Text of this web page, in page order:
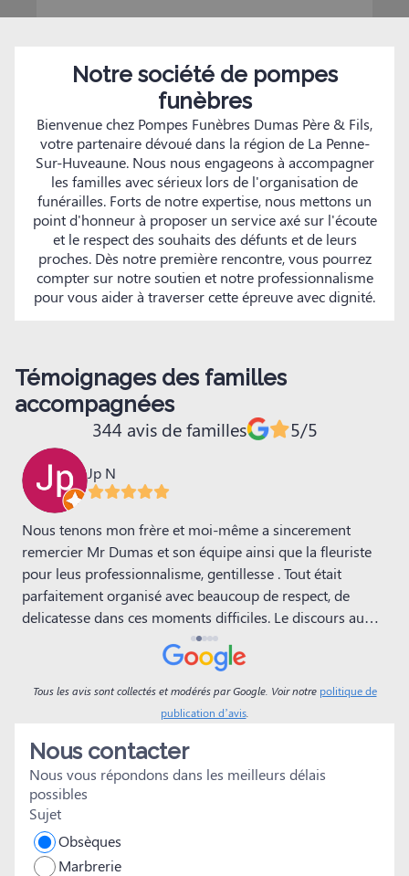
Notre société de pompes
funèbres
Bienvenue chez Pompes Funèbres Dumas Père & Fils,
votre partenaire dévoué dans la région de La Penne-
Sur-Huveaune. Nous nous engageons à accompagner
les familles avec sérieux lors de l'organisation de
funérailles. Forts de notre expertise, nous mettons un
point d'honneur à proposer un service axé sur l'écoute
et le respect des souhaits des défunts et de leurs
proches. Dès notre première rencontre, vous pourrez
compter sur notre soutien et notre professionnalisme
pour vous aider à traverser cette épreuve avec dignité.
Témoignages des familles
accompagnées
344 avis de familles 5/5
Jp N
Nous tenons mon frère et moi-même a sincerement
remercier Mr Dumas et son équipe ainsi que la fleuriste
pour leus professionnalisme, gentillesse . Tout était
parfaitement organisé avec beaucoup de respect, de
delicatesse dans ces moments difficiles. Le discours au
cimetière avec la décoration restera dans nos mémoires.
Tous les avis sont collectés et modérés par Google. Voir notre politique de
publication d’avis.
Nous contacter
Nous vous répondons dans les meilleurs délais
possibles
Sujet
Obsèques
Marbrerie